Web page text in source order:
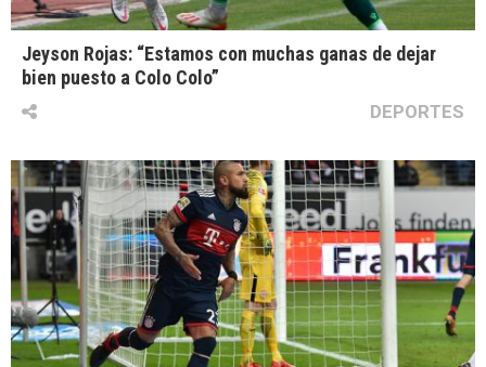
Jeyson Rojas: “Estamos con muchas ganas de dejar
bien puesto a Colo Colo”
DEPORTES